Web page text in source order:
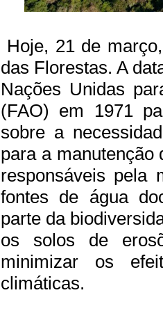
Hoje, 21 de
das Florestas. A
Nações Unidas
(FAO) em 1971
sobre a
para a manutenção
responsáveis pela
fontes de água
parte da
os solos de
minimizar os
climáticas.